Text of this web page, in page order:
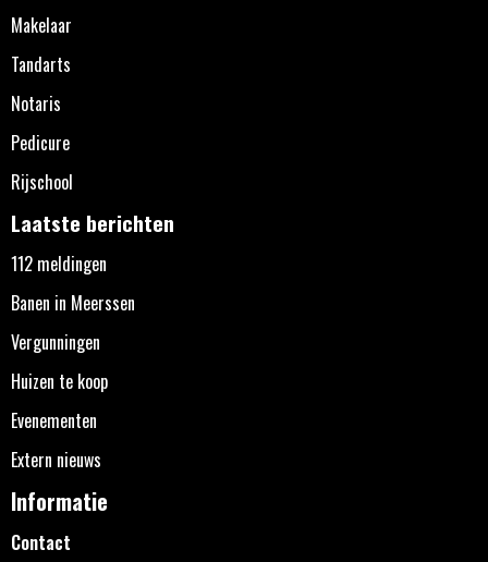
Makelaar
Tandarts
Notaris
Pedicure
Rijschool
Laatste berichten
112 meldingen
Banen in Meerssen
Vergunningen
Huizen te koop
Evenementen
Extern nieuws
Informatie
Contact